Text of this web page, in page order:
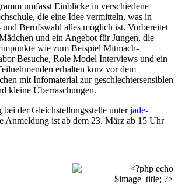
umfasst Einblicke in verschiedene
die eine Idee vermitteln, was in
Berufswahl alles möglich ist. Vorbereitet
und ein Angebot für Jungen, die
wie zum Beispiel Mitmach-
Besuche, Role Model Interviews und ein
erhalten kurz vor dem
mit Infomaterial zur geschlechtersensiblen
kleine Überraschungen.
der Gleichstellungsstelle unterjade-
Anmeldung ist ab dem 23. März ab 15 Uhr